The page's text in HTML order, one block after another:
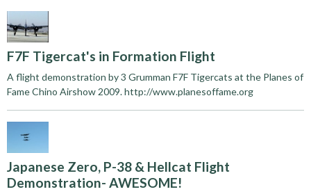
F7F Tigercat's in Formation Flight
A flight demonstration by 3 Grumman F7F Tigercats at the Planes of
Fame Chino Airshow 2009. http://www.planesoffame.org
Japanese Zero, P-38 & Hellcat Flight
Demonstration- AWESOME!